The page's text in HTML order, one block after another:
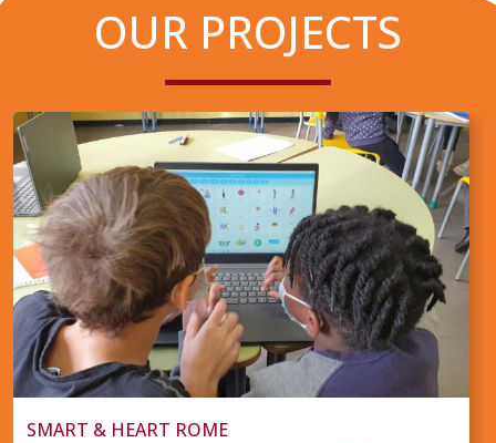
OUR PROJECTS
SMART & HEART ROME